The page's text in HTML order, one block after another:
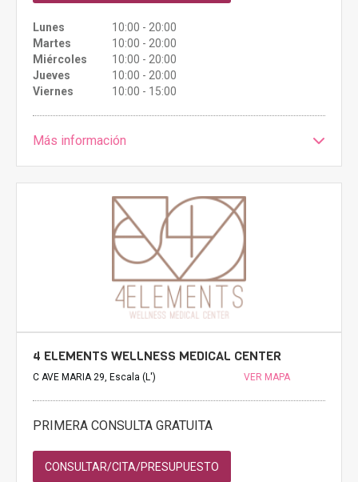
Lunes
10:00 - 20:00
Martes
10:00 - 20:00
Miércoles
10:00 - 20:00
Jueves
10:00 - 20:00
Viernes
10:00 - 15:00
Más información
4 ELEMENTS WELLNESS MEDICAL CENTER
C AVE MARIA 29, Escala (L') VER MAPA
PRIMERA CONSULTA GRATUITA
CONSULTAR/CITA/PRESUPUESTO